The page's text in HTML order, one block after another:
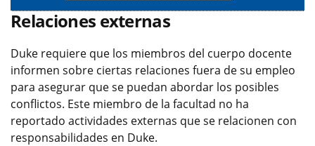
Relaciones externas
Duke requiere que los miembros del cuerpo docente
informen sobre ciertas relaciones fuera de su empleo
para asegurar que se puedan abordar los posibles
conflictos. Este miembro de la facultad no ha
reportado actividades externas que se relacionen con
responsabilidades en Duke.